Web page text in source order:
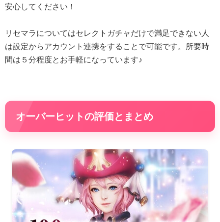
安心してください！
リセマラについてはセレクトガチャだけで満足できない人
は設定からアカウント連携をすることで可能です。所要時
間は５分程度とお手軽になっています♪
オーバーヒットの評価とまとめ